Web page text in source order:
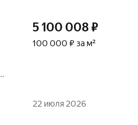
5 100 008₽
100 000 ₽ за м²
22 июля 2026